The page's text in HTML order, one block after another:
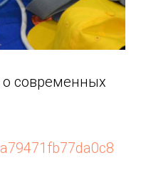
о современных